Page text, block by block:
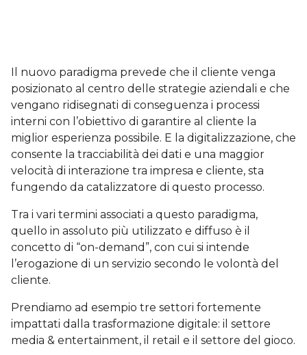
Il nuovo paradigma prevede che il cliente venga
posizionato al centro delle strategie aziendali e che
vengano ridisegnati di conseguenza i processi
interni con l’obiettivo di garantire al cliente la
miglior esperienza possibile. E la digitalizzazione, che
consente la tracciabilità dei dati e una maggior
velocità di interazione tra impresa e cliente, sta
fungendo da catalizzatore di questo processo.
Tra i vari termini associati a questo paradigma,
quello in assoluto più utilizzato e diffuso è il
concetto di “on-demand”, con cui si intende
l’erogazione di un servizio secondo le volontà del
cliente.
Prendiamo ad esempio tre settori fortemente
impattati dalla trasformazione digitale: il settore
media & entertainment, il retail e il settore del gioco.